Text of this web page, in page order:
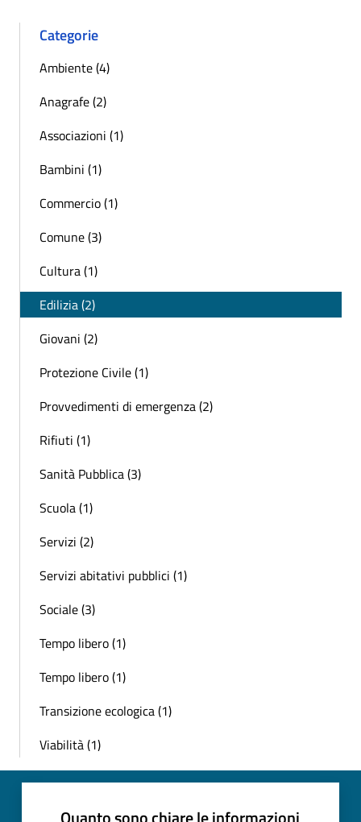
Categorie
Ambiente (4)
Anagrafe (2)
Associazioni (1)
Bambini (1)
Commercio (1)
Comune (3)
Cultura (1)
Edilizia (2)
Giovani (2)
Protezione Civile (1)
Provvedimenti di emergenza (2)
Rifiuti (1)
Sanità Pubblica (3)
Scuola (1)
Servizi (2)
Servizi abitativi pubblici (1)
Sociale (3)
Tempo libero (1)
Tempo libero (1)
Transizione ecologica (1)
Viabilità (1)